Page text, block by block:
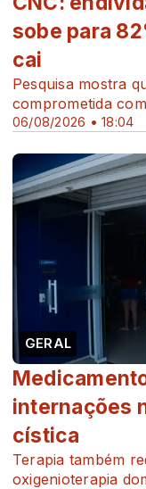
06/08/2026 • 18:04
sobe para
cai
Pesquisa mostra
comprometida
GERAL
internações
cística
Terapia também
oxigenioterapia